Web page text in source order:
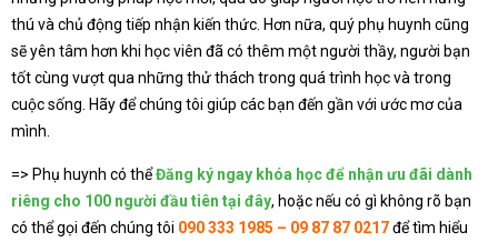
thú và chủ động tiếp nhận kiến thức. Hơn nữa, quý phụ huynh cũng
sẽ yên tâm hơn khi học viên đã có thêm một người thầy, người bạn
tốt cùng vượt qua những thử thách trong quá trình học và trong
cuộc sống. Hãy để chúng tôi giúp các bạn đến gần với ước mơ của
mình.
=> Phụ huynh có thểĐăng ký ngay khóa học để nhận ưu đãi dành
riêng cho 100 người đầu tiên tại đây, hoặc nếu có gì không rõ bạn
có thể gọi đến chúng tôi 090 333 1985 – 09 87 87 0217để tìm hiểu